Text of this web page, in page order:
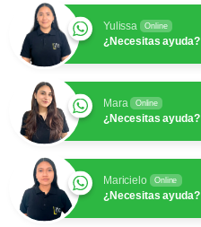
Yulissa Online
¿Necesitas ayuda?
Mara Online
¿Necesitas ayuda?
Maricielo Online
¿Necesitas ayuda?